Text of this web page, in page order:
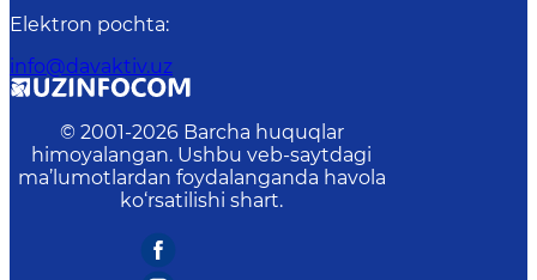
Elektron pochta:
info@davaktiv.uz
© 2001-2026 Barcha huquqlar
himoyalangan. Ushbu veb-saytdagi
ma’lumotlardan foydalanganda havola
ko‘rsatilishi shart.